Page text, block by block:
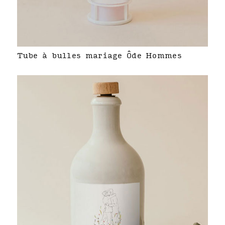
Tube à bulles mariage Ôde Hommes